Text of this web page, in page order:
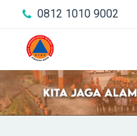
0812 1010 9002